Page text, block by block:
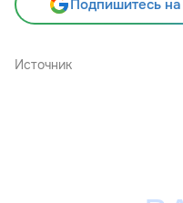
Подпишитесь
Источник